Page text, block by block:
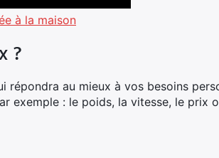
à la maison
?
au mieux à vos besoins
exemple : le poids, la vitesse, le prix